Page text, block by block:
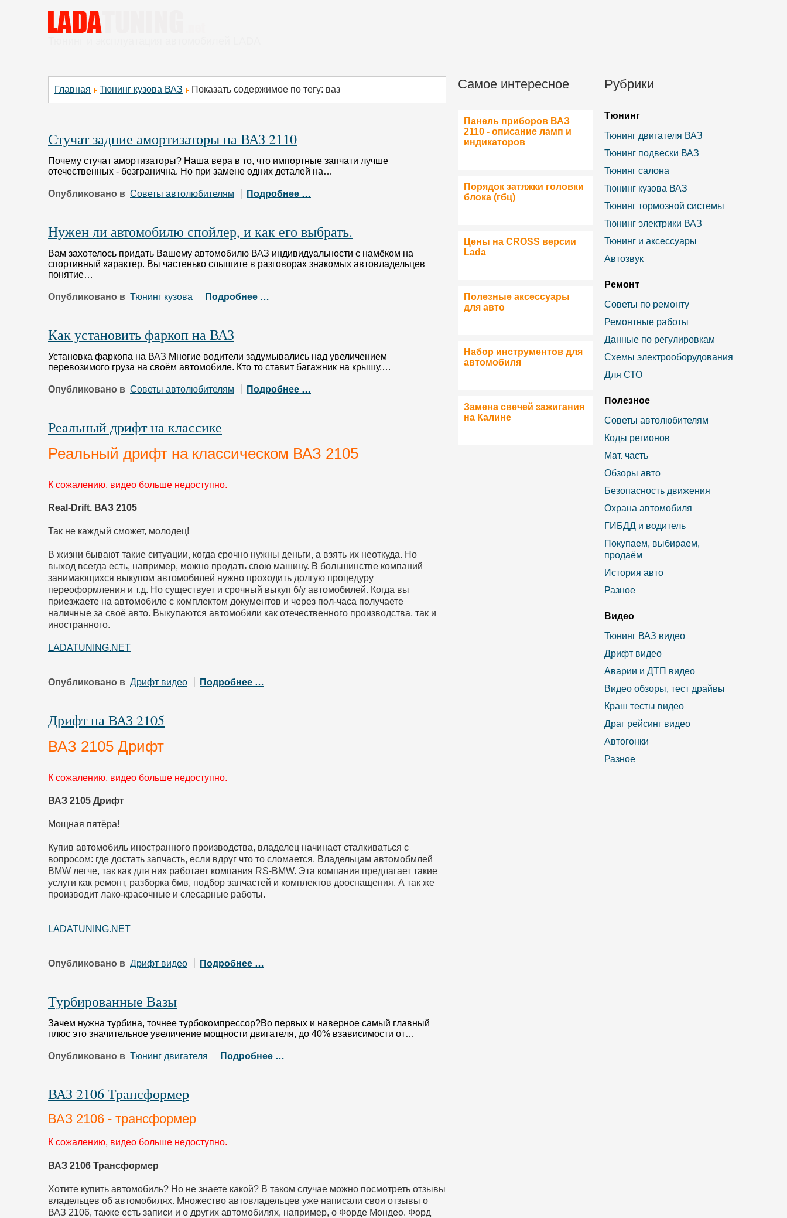
Главная Тюнинг кузова ВАЗ Показать содержимое по тегу: ваз
Стучат задние амортизаторы на ВАЗ 2110
Почему стучат амортизаторы? Наша вера в то, что импортные запчати лучше
отечественных - безгранична. Но при замене одних деталей на…
Опубликовано в Советы автолюбителям Подробнее …
Нужен ли автомобилю спойлер, и как его выбрать.
Вам захотелось придать Вашему автомобилю ВАЗ индивидуальности с намёком на
спортивный характер. Вы частенько слышите в разговорах знакомых автовладельцев
понятие…
Опубликовано в Тюнинг кузова Подробнее …
Как установить фаркоп на ВАЗ
Установка фаркопа на ВАЗ Многие водители задумывались над увеличением
перевозимого груза на своём автомобиле. Кто то ставит багажник на крышу,…
Опубликовано в Советы автолюбителям Подробнее …
Реальный дрифт на классике
Реальный дрифт на классическом ВАЗ 2105
К сожалению, видео больше недоступно.
Real-Drift. ВАЗ 2105
Так не каждый сможет, молодец!
В жизни бывают такие ситуации, когда срочно нужны деньги, а взять их неоткуда. Но
выход всегда есть, например, можно продать свою машину. В большинстве компаний
занимающихся выкупом автомобилей нужно проходить долгую процедуру
переоформления и т.д. Но существует и срочный выкуп б/у автомобилей. Когда вы
приезжаете на автомобиле с комплектом документов и через пол-часа получаете
наличные за своё авто. Выкупаются автомобили как отечественного производства, так и
иностранного.
LADATUNING.NET
Опубликовано в Дрифт видео Подробнее …
Дрифт на ВАЗ 2105
ВАЗ 2105 Дрифт
К сожалению, видео больше недоступно.
ВАЗ 2105 Дрифт
Мощная пятёра!
Купив автомобиль иностранного производства, владелец начинает сталкиваться с
вопросом: где достать запчасть, если вдруг что то сломается. Владельцам автомобмлей
BMW легче, так как для них работает компания RS-BMW. Эта компания предлагает такие
услуги как ремонт, разборка бмв, подбор запчастей и комплектов дооснащения. А так же
производит лако-красочные и слесарные работы.
LADATUNING.NET
Опубликовано в Дрифт видео Подробнее …
Турбированные Вазы
Зачем нужна турбина, точнее турбокомпрессор?Во первых и наверное самый главный
плюс это значительное увеличение мощности двигателя, до 40% взависимости от…
Опубликовано в Тюнинг двигателя Подробнее …
ВАЗ 2106 Трансформер
ВАЗ 2106 - трансформер
К сожалению, видео больше недоступно.
ВАЗ 2106 Трансформер
Хотите купить автомобиль? Но не знаете какой? В таком случае можно посмотреть отзывы
владельцев об автомобилях. Множество автовладельцев уже написали свои отзывы о
ВАЗ 2106, также есть записи и о других автомобилях, например, о Форде Мондео. Форд
Самое интересное
Панель приборов ВАЗ
2110 - описание ламп и
индикаторов
Порядок затяжки головки
блока (гбц)
Цены на CROSS версии
Lada
Полезные аксессуары
для авто
Набор инструментов для
автомобиля
Замена свечей зажигания
на Калине
Рубрики
Тюнинг
Тюнинг двигателя ВАЗ
Тюнинг подвески ВАЗ
Тюнинг салона
Тюнинг кузова ВАЗ
Тюнинг тормозной системы
Тюнинг электрики ВАЗ
Тюнинг и аксессуары
Автозвук
Ремонт
Советы по ремонту
Ремонтные работы
Данные по регулировкам
Схемы электрооборудования
Для СТО
Полезное
Советы автолюбителям
Коды регионов
Мат. часть
Обзоры авто
Безопасность движения
Охрана автомобиля
ГИБДД и водитель
Покупаем, выбираем,
продаём
История авто
Разное
Видео
Тюнинг ВАЗ видео
Дрифт видео
Аварии и ДТП видео
Видео обзоры, тест драйвы
Краш тесты видео
Драг рейсинг видео
Автогонки
Разное